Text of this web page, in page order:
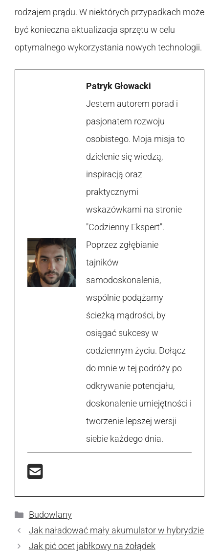
rodzajem prądu. W niektórych przypadkach może
być konieczna aktualizacja sprzętu w celu
optymalnego wykorzystania nowych technologii.
Patryk Głowacki
Jestem autorem porad i
pasjonatem rozwoju
osobistego. Moja misja to
dzielenie się wiedzą,
inspiracją oraz
praktycznymi
wskazówkami na stronie
"Codzienny Ekspert".
Poprzez zgłębianie
tajników
samodoskonalenia,
wspólnie podążamy
ścieżką mądrości, by
osiągać sukcesy w
codziennym życiu. Dołącz
do mnie w tej podróży po
odkrywanie potencjału,
doskonalenie umiejętności i
tworzenie lepszej wersji
siebie każdego dnia.
Kategorie
Budowlany
Jak naładować mały akumulator w hybrydzie
Jak pić ocet jabłkowy na żołądek